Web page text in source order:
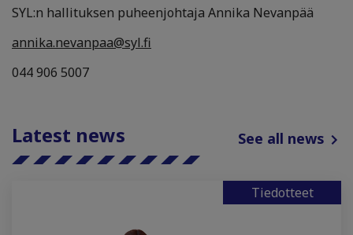
SYL:n hallituksen puheenjohtaja Annika Nevanpää
annika.nevanpaa@syl.fi
044 906 5007
Latest news See all news
Tiedotteet